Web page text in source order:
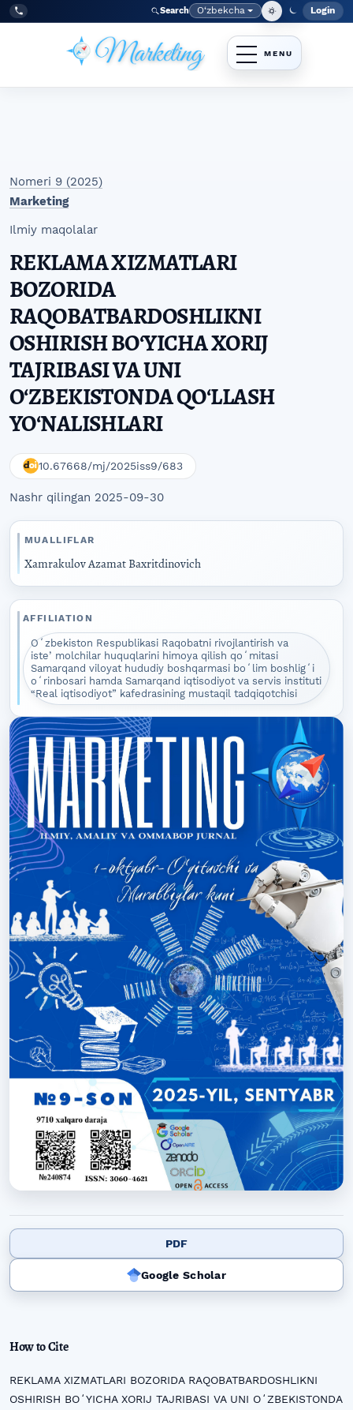
Skip to main navigation menu
Skip to main content
Skip to site footer
Tel:
+998977838464 Search Language
O‘zbekcha Login
Nomeri 9 (2025)
Marketing
Ilmiy maqolalar
REKLAMA XIZMATLARI
BOZORIDA
RAQOBATBARDOSHLIKNI
OSHIRISH BOʻYICHA XORIJ
TAJRIBASI VA UNI
OʻZBEKISTONDA QOʻLLASH
YOʻNALISHLARI
10.67668/mj/2025iss9/683
Nashr qilingan 2025-09-30
MUALLIFLAR
Xamrakulov Azamat Baxritdinovich
AFFILIATION
Oʻzbekiston Respublikasi Raqobatni rivojlantirish va
isteʼmolchilar huquqlarini himoya qilish qoʻmitasi
Samarqand viloyat hududiy boshqarmasi boʻlim boshligʻi
oʻrinbosari hamda Samarqand iqtisodiyot va servis instituti
“Real iqtisodiyot” kafedrasining mustaqil tadqiqotchisi
PDF
Google Scholar
How to Cite
REKLAMA XIZMATLARI BOZORIDA RAQOBATBARDOSHLIKNI
OSHIRISH BOʻYICHA XORIJ TAJRIBASI VA UNI OʻZBEKISTONDA